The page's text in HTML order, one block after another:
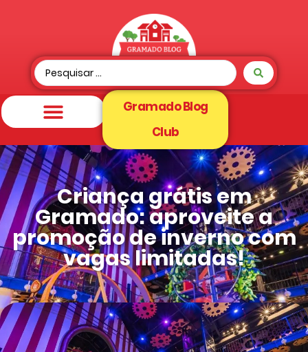
Gramado Blog
Club
Criança grátis em
Gramado: aproveite a
promoção de inverno com
vagas limitadas!